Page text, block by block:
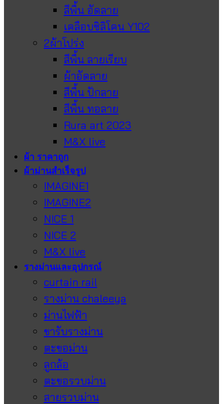
สีพื้น อัดลาย
เคลือบซิลิโคน Y102
2ผ้าโปร่ง
สีพื้น ลายเรียบ
ผ้าอัดลาย
สีพื้น ปักลาย
สีพื้น ทอลาย
Rura art 2023
M&X live
ผ้า ราคาถูก
ผ้าม่านสำเร็จรูป
IMAGINE1
IMAGINE2
NICE 1
NICE 2
M&X live
รางม่านและอุปกรณ์
curtain rail
รางม่าน chaleeya
ม่านไฟฟ้า
ขารับรางม่าน
ตะขอม่าน
ลูกล้อ
ตะขอรวบม่าน
สายรวบม่าน